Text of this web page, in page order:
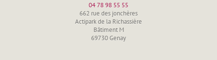
04 78 98 55 55
662 rue des jonchères
Actipark de la Richassière
Bâtiment M
69730 Genay